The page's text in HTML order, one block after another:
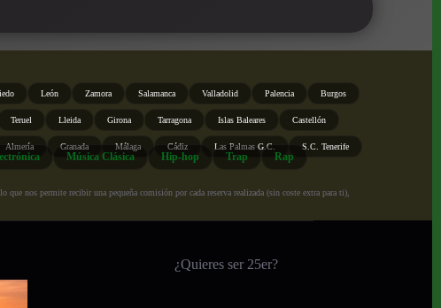
León Zamora Salamanca Valladolid Palencia Burgos
Teruel Lleida Girona Tarragona Islas Baleares Castellón
Almería Granada Málaga Cádiz Las Palmas G.C. S.C. Tenerife
Música Clásica Hip-hop Trap Rap
nos permite recibir una pequeña comisión por cada reserva realizada (sin coste extra para ti),
¿Quieres ser 25er?